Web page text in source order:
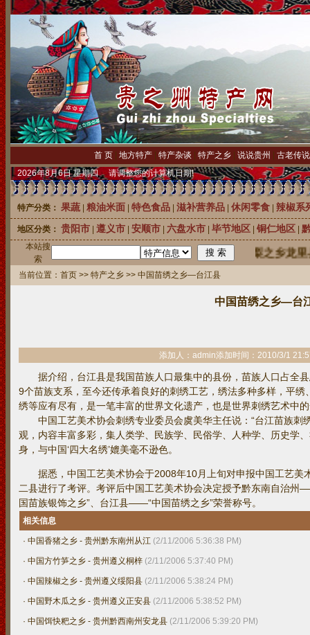
首 页 地方特产 特产杂谈 特产之乡 说说贵州
古老传说
2026年8月6日 星期四 请调整您的计算机日期!
特产分类： 果蔬 粮油米面 特色食品 滋补营养品 休闲零食 辣椒系
地区分类： 贵阳市 遵义市 安顺市 六盘水市 毕节地区 铜仁地区
本站搜
索
中国刺梨之乡龙里县
当前位置： 首页 >> 特产之乡 >> 中国苗绣之乡—台江县
中国苗绣之乡—台
添加人：admin添加时间：2010/3/1
据介绍，台江县是我国苗族人口最集中的县份，苗族人口占全县
9个苗族支系，至今还传承着良好的刺绣工艺，绣法多种多样，平
绣等应有尽有，是一笔丰富的世界文化遗产，也是世界刺绣艺术中
中国工艺美术协会刺绣专业委员会虞美华主任说：“台江苗族刺
观，内容丰富多彩，集人类学、民族学、民俗学、人种学、历史学
身，与中国‘四大名绣’媲美毫不逊色。
据悉，中国工艺美术协会于2008年10月上旬对申报中国工艺美
二县进行了考评。考评后中国工艺美术协会决定授予黔东南自治
国苗族银饰之乡”、台江县——“中国苗绣之乡”荣誉称号。
相关信息
· 中国香猪之乡 - 贵州黔东南州从江 (2/11/2006 5:36:38 PM)
· 中国方竹笋之乡 - 贵州遵义桐梓 (2/11/2006 5:37:40 PM)
· 中国辣椒之乡 - 贵州遵义绥阳县 (2/11/2006 5:38:24 PM)
· 中国野木瓜之乡 - 贵州遵义正安县 (2/11/2006 5:38:52 PM)
· 中国饵快粑之乡 - 贵州黔西南州安龙县 (2/11/2006 5:39:20 PM)